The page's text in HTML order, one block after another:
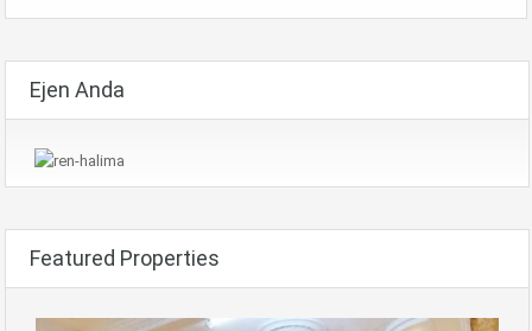
Ejen Anda
Featured Properties